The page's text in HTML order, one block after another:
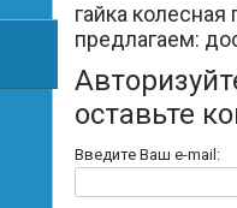
гайка
предлагаем:
оставьте
Введите Ваш e-mail: